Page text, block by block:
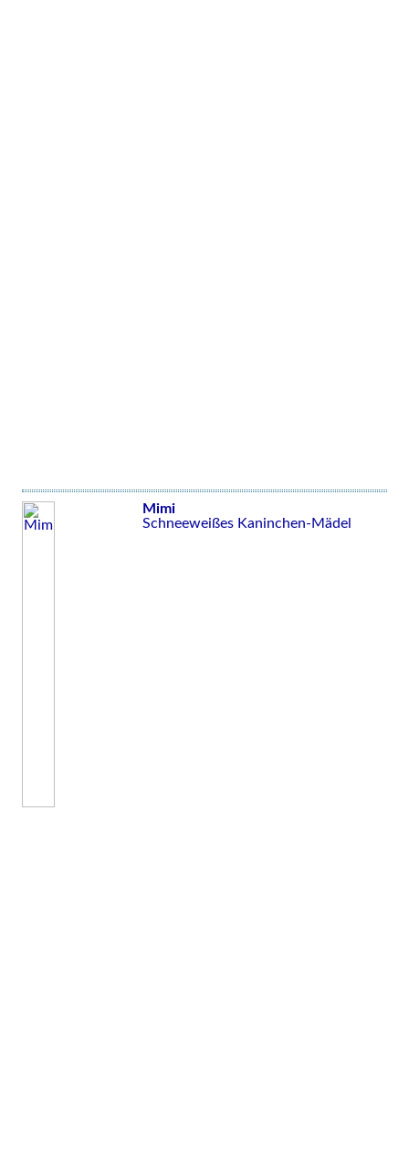
Mimi
Schneeweißes Kaninchen-Mädel